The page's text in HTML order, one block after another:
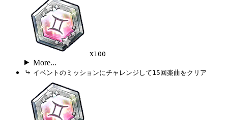
x100
More...
⤷ イベントのミッションにチャレンジして15回楽曲をクリア